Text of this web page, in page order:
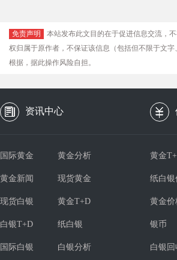
免责声明
本站发布此文目的在于促进信息交流，
权归属于原作者，不保证该信息（包括但不限于文
根据，据此操作风险自担。
资讯中心
国际黄金 黄金分析
黄金新闻 现货黄金
现货白银 黄金T+D
白银T+D 纸白银
国际白银 白银分析
黄金
纸白银
黄金价
银币
白银回